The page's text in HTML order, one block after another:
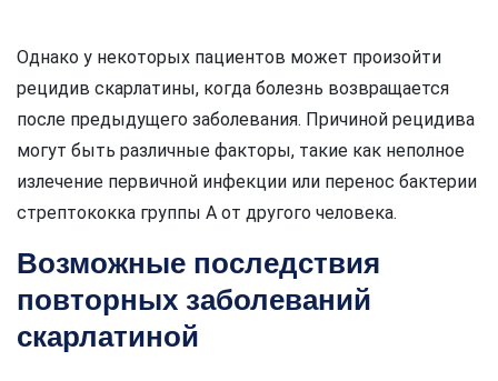
Однако у некоторых пациентов может произойти
рецидив скарлатины, когда болезнь возвращается
после предыдущего заболевания. Причиной рецидива
могут быть различные факторы, такие как неполное
излечение первичной инфекции или перенос бактерии
стрептококка группы А от другого человека.
Возможные последствия
повторных заболеваний
скарлатиной